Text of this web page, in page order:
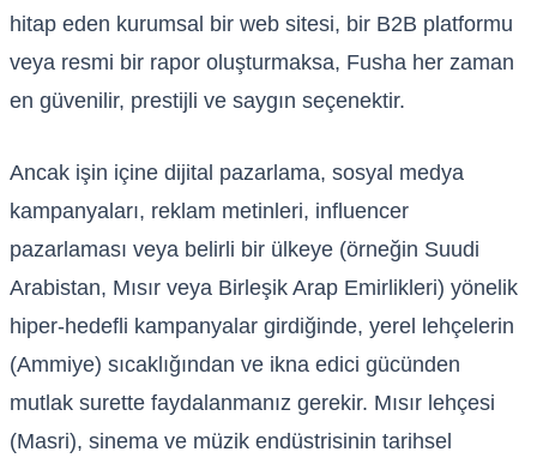
hitap eden kurumsal bir web sitesi, bir B2B platformu
veya resmi bir rapor oluşturmaksa, Fusha her zaman
en güvenilir, prestijli ve saygın seçenektir.
Ancak işin içine dijital pazarlama, sosyal medya
kampanyaları, reklam metinleri, influencer
pazarlaması veya belirli bir ülkeye (örneğin Suudi
Arabistan, Mısır veya Birleşik Arap Emirlikleri) yönelik
hiper-hedefli kampanyalar girdiğinde, yerel lehçelerin
(Ammiye) sıcaklığından ve ikna edici gücünden
mutlak surette faydalanmanız gerekir. Mısır lehçesi
(Masri), sinema ve müzik endüstrisinin tarihsel